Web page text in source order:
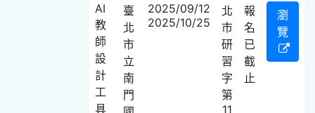
AI
教
師
設
計
工
具
臺
北
市
立
南
門
2025/09/12
2025/10/25
北
市
研
習
字
第
11
報
名
已
截
止
瀏
覽